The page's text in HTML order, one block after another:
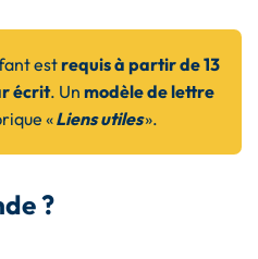
estrequis à partir de 13
écrit. Un modèle de lettre
«Liens utiles».
?